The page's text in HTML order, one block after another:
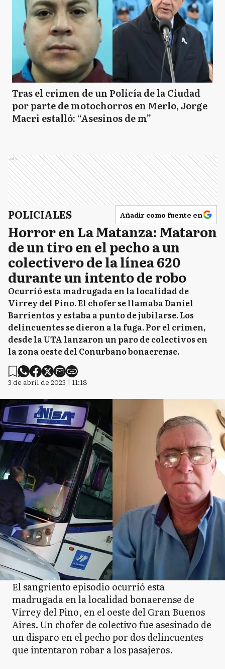
Tras el crimen de un Policía de la Ciudad
por parte de motochorros en Merlo, Jorge
Macri estalló: “Asesinos de m”
Ads
POLICIALES Añadir como fuente en
Horror en La Matanza: Mataron
de un tiro en el pecho a un
colectivero de la línea 620
durante un intento de robo
Ocurrió esta madrugada en la localidad de
Virrey del Pino. El chofer se llamaba Daniel
Barrientos y estaba a punto de jubilarse. Los
delincuentes se dieron a la fuga. Por el crimen,
desde la UTA lanzaron un paro de colectivos en
la zona oeste del Conurbano bonaerense.
3 de abril de 2023 | 11:18
El sangriento episodio ocurrió esta
madrugada en la localidad bonaerense de
Virrey del Pino, en el oeste del Gran Buenos
Aires. Un chofer de colectivo fue asesinado de
un disparo en el pecho por dos delincuentes
que intentaron robar a los pasajeros.